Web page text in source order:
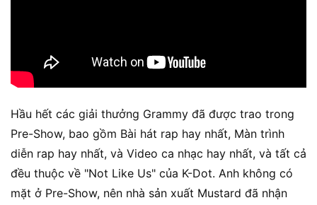
Hầu hết các giải thưởng Grammy đã được trao trong
Pre-Show, bao gồm Bài hát rap hay nhất, Màn trình
diễn rap hay nhất, và Video ca nhạc hay nhất, và tất cả
đều thuộc về "Not Like Us" của K-Dot. Anh không có
mặt ở Pre-Show, nên nhà sản xuất Mustard đã nhận